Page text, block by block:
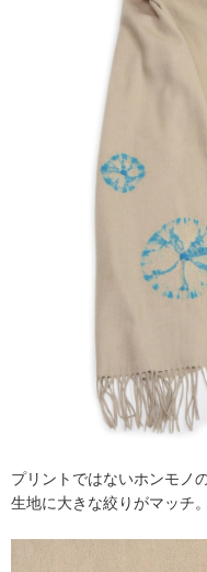
プリントではないホンモノ
生地に大きな絞りがマッチ。